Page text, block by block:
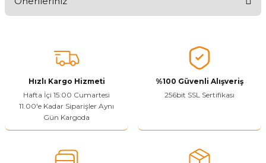
Ürünü Değerlendir
tarafımıza iletebilirsiniz.
Görüş ve önerileriniz için teşekkür ederiz.
Ürün resmi kalitesiz, bozuk veya görüntülenemiyor.
Ürün açıklamasında eksik bilgiler bulunuyor.
Sitenize Pek Güvenemedim
Hızlı Kargo Hizmeti
Hafta İçi 15:00 Cumartesi
11.00'e Kadar Siparişler Aynı
Gün Kargoda
%100 Güvenli Alışveriş
256bit SSL Sertifikası